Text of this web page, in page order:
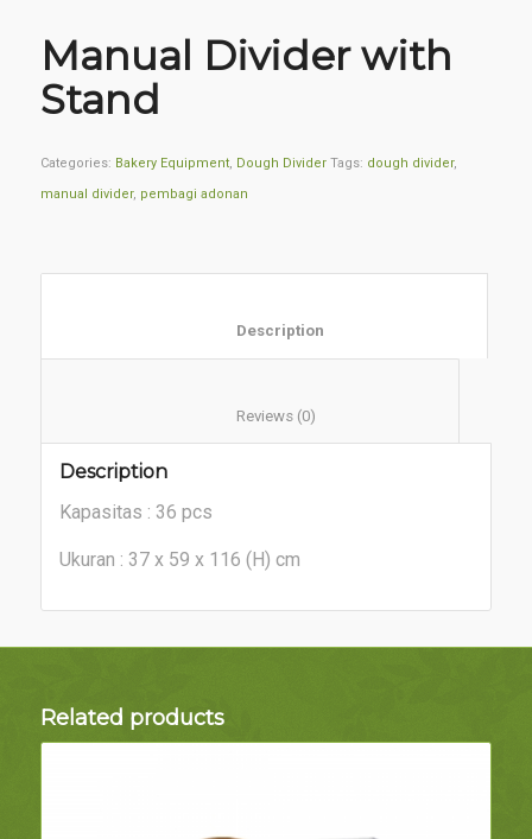
Manual Divider with
Stand
Categories: Bakery Equipment, Dough Divider Tags: dough divider,
manual divider, pembagi adonan
Description
Kapasitas : 36 pcs
Ukuran : 37 x 59 x 116 (H) cm
Related products